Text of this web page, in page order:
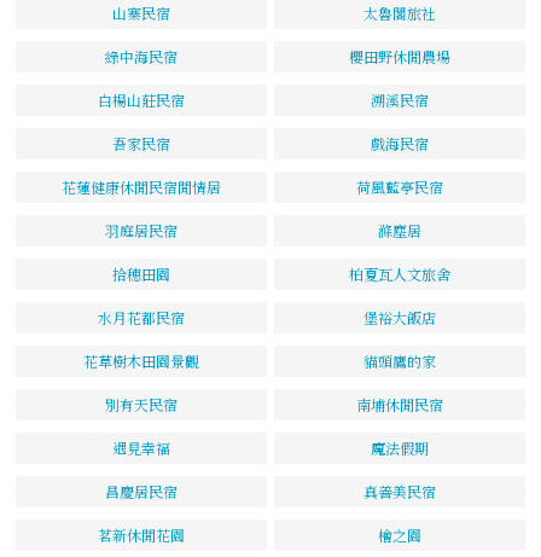
山寨民宿 太魯閣旅社
綠中海民宿 櫻田野休閒農場
白楊山莊民宿 溯溪民宿
吾家民宿 戲海民宿
花蓮健康休閒民宿閒情居 荷風藍亭民宿
羽庭居民宿 滌塵居
拾穗田園 柏夏瓦人文旅舍
水月花都民宿 堡裕大飯店
花草樹木田園景觀 貓頭鷹的家
別有天民宿 南埔休閒民宿
遇見幸福 魔法假期
昌慶居民宿 真善美民宿
茗新休閒花園 檜之園